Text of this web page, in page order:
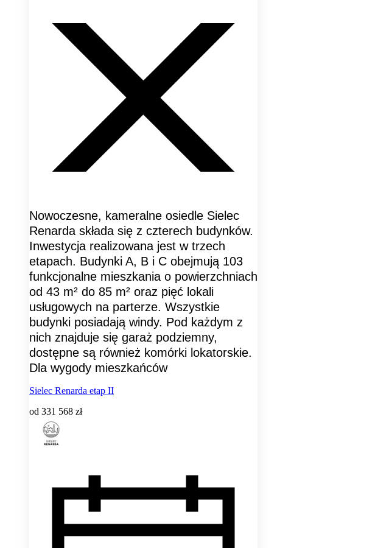
Nowoczesne, kameralne osiedle Sielec
Renarda składa się z czterech budynków.
Inwestycja realizowana jest w trzech
etapach. Budynki A, B i C obejmują 103
funkcjonalne mieszkania o powierzchniach
od 43 m² do 85 m² oraz pięć lokali
usługowych na parterze. Wszystkie
budynki posiadają windy. Pod każdym z
nich znajduje się garaż podziemny,
dostępne są również komórki lokatorskie.
Dla wygody mieszkańców
Sielec Renarda etap II
od 331 568 zł